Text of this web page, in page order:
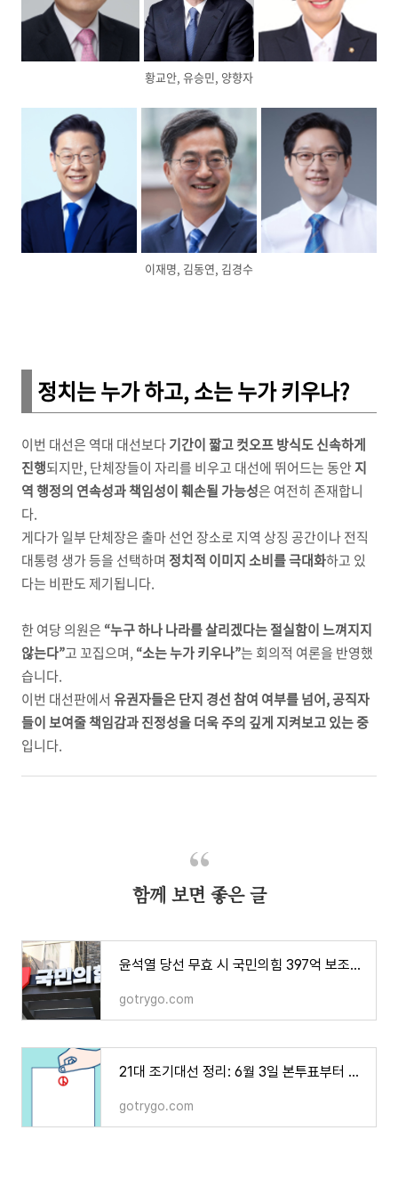
황교안, 유승민, 양향자
이재명, 김동연, 김경수
정치는 누가 하고, 소는 누가 키우나?
이번 대선은 역대 대선보다기간이 짧고 컷오프 방식도 신속하게
진행되지만, 단체장들이 자리를 비우고 대선에 뛰어드는 동안지
역 행정의 연속성과 책임성이 훼손될 가능성은 여전히 존재합니
다.
게다가 일부 단체장은 출마 선언 장소로 지역 상징 공간이나 전직
대통령 생가 등을 선택하며 정치적 이미지 소비를 극대화하고 있
다는 비판도 제기됩니다.
한 여당 의원은 “누구 하나 나라를 살리겠다는 절실함이 느껴지지
않는다”고 꼬집으며, “소는 누가 키우나”는 회의적 여론을 반영했
습니다.
이번 대선판에서 유권자들은 단지 경선 참여 여부를 넘어, 공직자
들이 보여줄 책임감과 진정성을 더욱 주의 깊게 지켜보고 있는 중
입니다.
함께 보면 좋은 글
윤석열 당선 무효 시 국민의힘 397억 보조금 반환? 명태균 게이트까지 정리
gotrygo.com
21대 조기대선 정리: 6월 3일 본투표부터 사전·부재자·재외투표 일정까지
gotrygo.com